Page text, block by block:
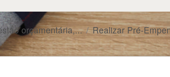
orçamentária,...
Realizar Pré-